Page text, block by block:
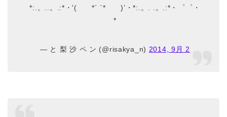
*:.。..。.:*・'( *´ `* )’・*:.。. .。.:*・゜゜・
*
— と 梨 沙 ペ ン (@risakya_n) 2014, 9月 2